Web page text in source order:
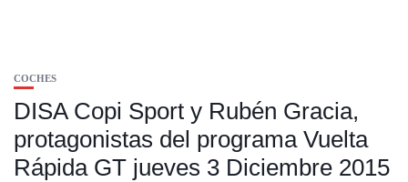
COCHES
DISA Copi Sport y Rubén Gracia,
protagonistas del programa Vuelta
Rápida GT jueves 3 Diciembre 2015